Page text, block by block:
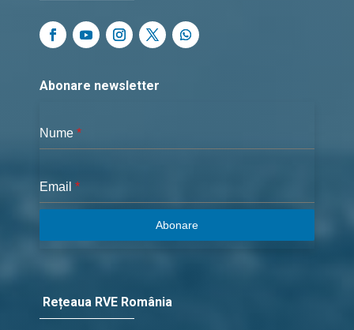
Abonare newsletter
Nume *
Email *
Abonare
Rețeaua RVE România